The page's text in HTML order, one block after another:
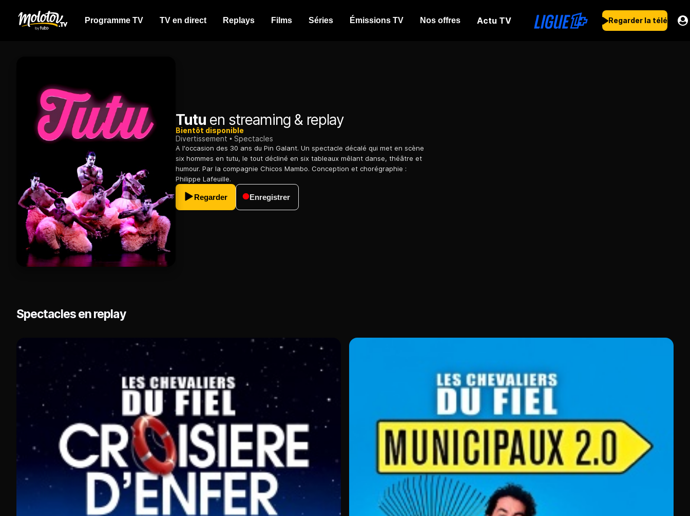
Programme TV TV en direct Replays Films Séries Émissions TV Nos offres Actu TV Regarder la télé
Tutu en streaming & replay
Bientôt disponible
Divertissement
Spectacles
A l'occasion des 30 ans du Pin Galant. Un spectacle décalé qui met en scène
six hommes en tutu, le tout décliné en six tableaux mêlant danse, théâtre et
humour. Par la compagnie Chicos Mambo. Conception et chorégraphie :
Philippe Lafeuille.
Regarder Enregistrer
Spectacles en replay